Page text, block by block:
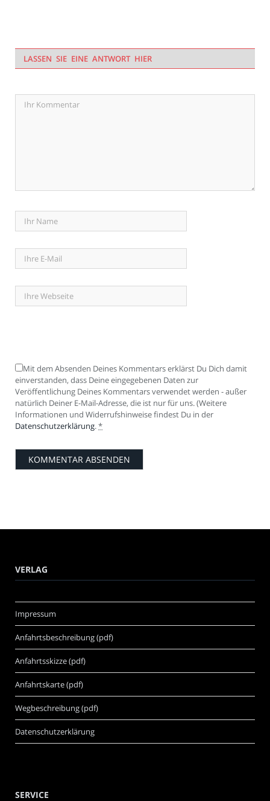
LASSEN SIE EINE ANTWORT HIER
Mit dem Absenden Deines Kommentars erklärst Du Dich damit
einverstanden, dass Deine eingegebenen Daten zur
Veröffentlichung Deines Kommentars verwendet werden - außer
natürlich Deiner E-Mail-Adresse, die ist nur für uns. (Weitere
Informationen und Widerrufshinweise findest Du in der
Datenschutzerklärung.*
VERLAG
Impressum
Anfahrtsbeschreibung (pdf)
Anfahrtsskizze (pdf)
Anfahrtskarte (pdf)
Wegbeschreibung (pdf)
Datenschutzerklärung
SERVICE